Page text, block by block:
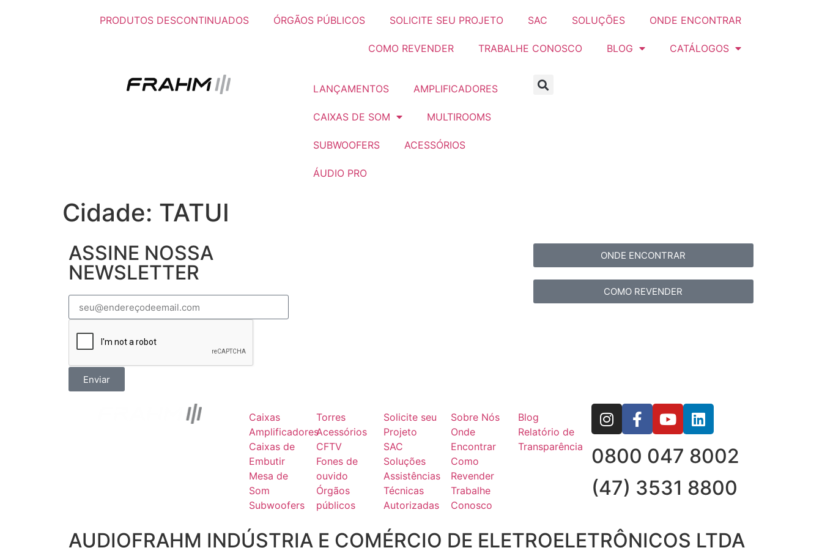
PRODUTOS DESCONTINUADOS ÓRGÃOS PÚBLICOS SOLICITE SEU PROJETO SAC SOLUÇÕES ONDE ENCONTRAR
COMO REVENDER TRABALHE CONOSCO BLOG CATÁLOGOS
LANÇAMENTOS AMPLIFICADORES
CAIXAS DE SOM MULTIROOMS
SUBWOOFERS ACESSÓRIOS
ÁUDIO PRO
Cidade: TATUI
ASSINE NOSSA
NEWSLETTER
Enviar
ONDE ENCONTRAR
COMO REVENDER
Caixas
Amplificadores
Caixas de
Embutir
Mesa de
Som
Subwoofers
Torres
Acessórios
CFTV
Fones de
ouvido
Órgãos
públicos
Solicite seu
Projeto
SAC
Soluções
Assistências
Técnicas
Autorizadas
Sobre Nós
Onde
Encontrar
Como
Revender
Trabalhe
Conosco
Blog
Relatório de
Transparência
0800 047 8002
(47) 3531 8800
AUDIOFRAHM INDÚSTRIA E COMÉRCIO DE ELETROELETRÔNICOS LTDA